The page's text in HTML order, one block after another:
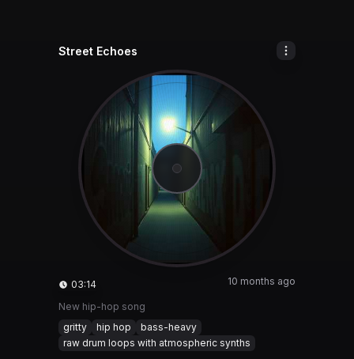
Street Echoes
03:14 10 months ago
New hip-hop song
gritty
hip hop
bass-heavy
raw drum loops with atmospheric synths